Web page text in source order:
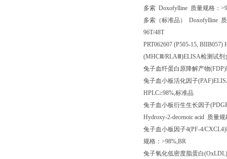
多索 Doxofylline 质量规格：
多索（标准品）
Doxofylline
96T/48T
PRT062607 (P505-15,
(MHC /RLA )ELISA检测试剂
兔子血纤蛋白原降解产物
兔子血小板活化因子
HPLC≥98%,标准品
兔子血小板衍生生长因子
Hydroxy-2-decenoic acid 质量规
兔子血小板因子4(PF-4/
规格： >98%,BR
兔子氧化低密度脂蛋白